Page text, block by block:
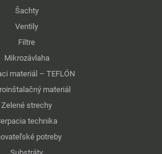
Šachty
Ventily
Filtre
Mikrozávlaha
materiál – TEFLÓN
materiál
Zelené strechy
technika
potreby